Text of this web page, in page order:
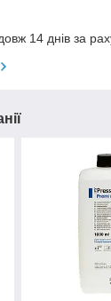
14 днів за